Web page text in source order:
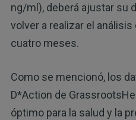
ng/ml), deberá ajustar su
volver a realizar el
cuatro meses.
Como se mencionó, los
D*Action de
óptimo para la salud y la